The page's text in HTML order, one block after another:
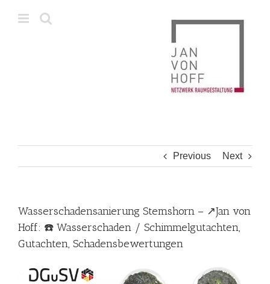
Previous Next
Wasserschadensanierung Stemshorn – ↗️Jan von
Hoff: ☎️ Wasserschaden / Schimmelgutachten,
Gutachten, Schadensbewertungen